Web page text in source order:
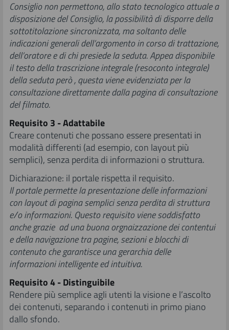
Consiglio non permettono, allo stato tecnologico attuale a
disposizione del Consiglio, la possibilità di disporre della
sottotitolazione sincronizzata, ma soltanto delle
indicazioni generali dell’argomento in corso di trattazione,
dell’oratore e di chi presiede la seduta. Appea disponibile
il testo della trascrizione integrale (resoconto integrale)
della seduta però , questa viene evidenziata per la
consultazione direttamente dalla pagina di consultazione
del filmato.
Requisito 3 - Adattabile
Creare contenuti che possano essere presentati in
modalità differenti (ad esempio, con layout più
semplici), senza perdita di informazioni o struttura.
Dichiarazione: il portale rispetta il requisito.
Il portale permette la presentazione delle informazioni
con layout di pagina semplici senza perdita di struttura
e/o informazioni. Questo requisito viene soddisfatto
anche grazie ad una buona orgnaizzazione dei contentui
e della navigazione tra pagine, sezioni e blocchi di
contenuto che garantisce una gerarchia delle
informazioni intelligente ed intuitiva.
Requisito 4 - Distinguibile
Rendere più semplice agli utenti la visione e l’ascolto
dei contenuti, separando i contenuti in primo piano
dallo sfondo.